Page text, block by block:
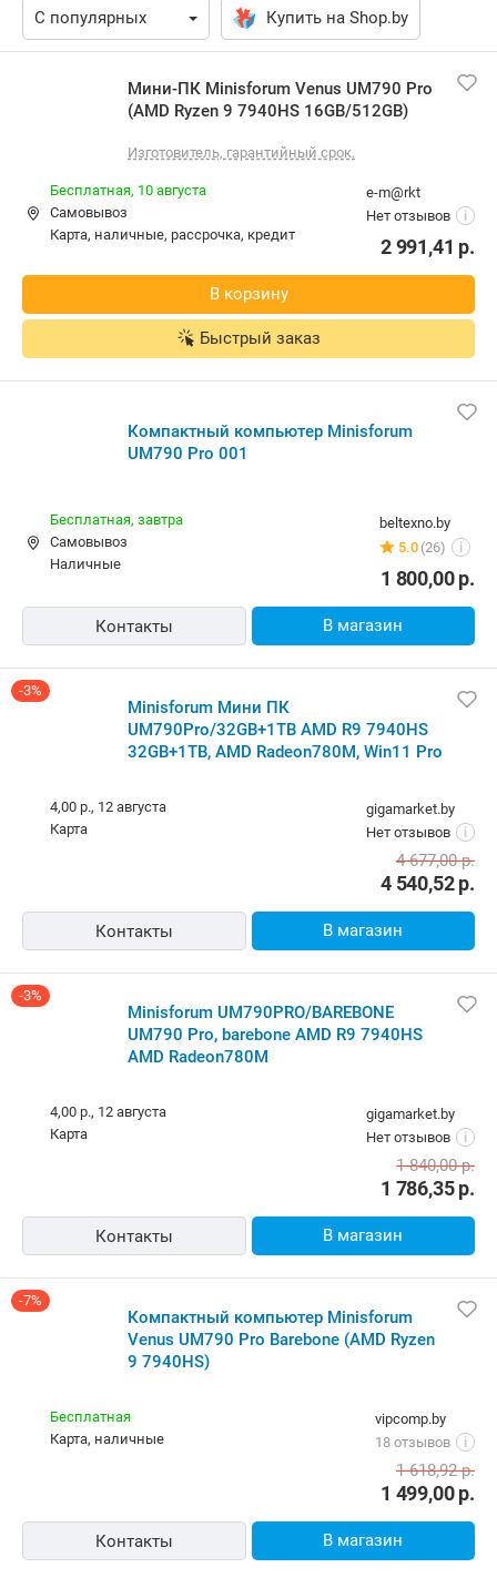
Купить на Shop.by
Мини-ПК Minisforum Venus UM790 Pro
(AMD Ryzen 9 7940HS 16GB/512GB)
Изготовитель, гарантийный срок.
e-m@rkt
Нет отзывов
i
Бесплатная, 10 августа
Самовывоз
карта, наличные, рассрочка, кредит
2 991,41 р.
В корзину
Быстрый заказ
Компактный компьютер Minisforum
UM790 Pro 001
beltexno.by
5.0 (26) i
Бесплатная, завтра
Самовывоз
наличные
1 800,00р.
Контакты В магазин
-3%
Minisforum Мини ПК
UM790Pro/32GB+1TB AMD R9 7940HS
32GB+1TB, AMD Radeon780M, Win11 Pro
gigamarket.by
Нет отзывов
i
4,00 р., 12 августа
карта
4 540,52р.
4 677,00р.
Контакты В магазин
-3%
Minisforum UM790PRO/BAREBONE
UM790 Pro, barebone AMD R9 7940HS
AMD Radeon780M
gigamarket.by
Нет отзывов
i
4,00 р., 12 августа
карта
1 786,35р.
1 840,00р.
Контакты В магазин
-7%
Компактный компьютер Minisforum
Venus UM790 Pro Barebone (AMD Ryzen
9 7940HS)
vipcomp.by
18 отзывов
i
Бесплатная
карта, наличные
1 499,00р.
1 618,92р.
Контакты В магазин